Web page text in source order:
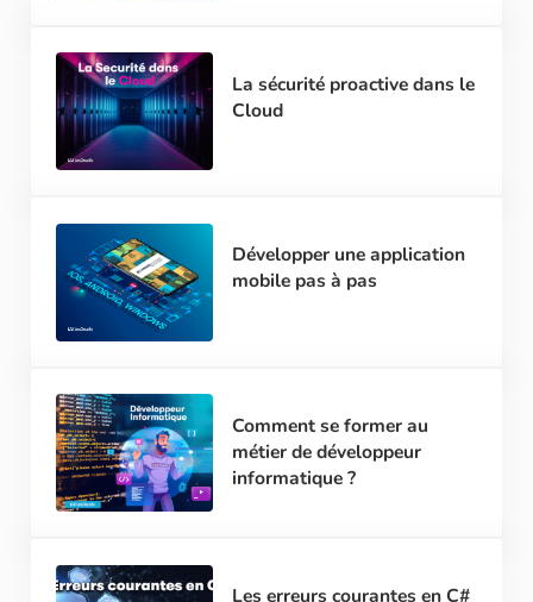
La sécurité proactive dans le
Cloud
Développer une application
mobile pas à pas
Comment se former au
métier de développeur
informatique ?
Les erreurs courantes en C#